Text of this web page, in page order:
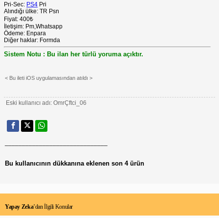
Pri-Sec: PS4 Pri
Alındığı ülke: TR Psn
Fiyat: 400₺
İletişim: Pm,Whatsapp
Ödeme: Enpara
Diğer haklar: Formda
Sistem Notu : Bu ilan her türlü yoruma açıktır.
< Bu ileti iOS uygulamasından atıldı >
Eski kullanıcı adı: OmrÇftci_06
Bu kullanıcının dükkanına eklenen son 4 ürün
Yapay Zeka’dan İlgili Konular